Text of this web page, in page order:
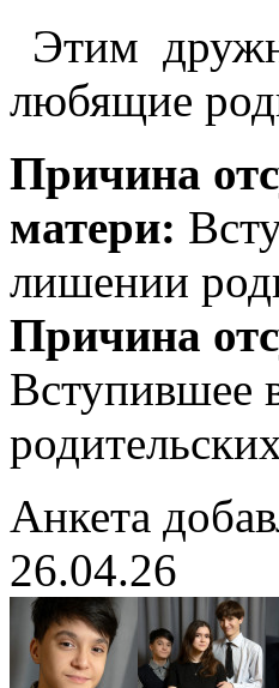
Этим
любящие
Причина
матери:
лишении
Причина
Вступившее
Анкета
26.04.26